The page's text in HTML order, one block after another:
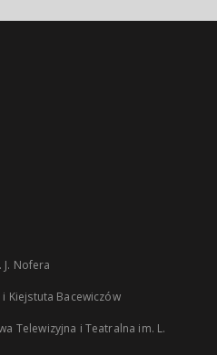
Nofera
Kiejstuta Bacewiczów
Telewizyjna i Teatralna im. L.